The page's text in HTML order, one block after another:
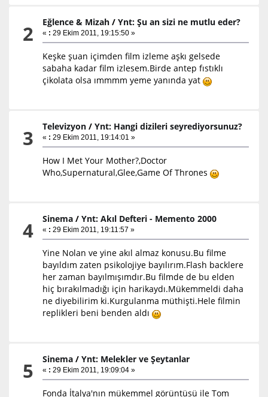
2 Eğlence & Mizah /Ynt: Şu an sizi ne mutlu eder?
« : 29 Ekim 2011, 19:15:50 »
Keşke şuan içimden film izleme aşkı gelsede
sabaha kadar film izlesem.Birde antep fıstıklı
çikolata olsa ımmmm yeme yanında yat
3 Televizyon /Ynt: Hangi dizileri seyrediyorsunuz?
« : 29 Ekim 2011, 19:14:01 »
How I Met Your Mother?,Doctor
Who,Supernatural,Glee,Game Of Thrones
4 Sinema /Ynt: Akıl Defteri - Memento 2000
« : 29 Ekim 2011, 19:11:57 »
Yine Nolan ve yine akıl almaz konusu.Bu filme
bayıldım zaten psikolojiye bayılırım.Flash backlere
her zaman bayılmışımdır.Bu filmde de bu elden
hiç bırakılmadığı için harikaydı.Mükemmeldi daha
ne diyebilirim ki.Kurgulanma müthişti.Hele filmin
replikleri beni benden aldı
5 Sinema /Ynt: Melekler ve Şeytanlar
« : 29 Ekim 2011, 19:09:04 »
Fonda İtalya'nın mükemmel görüntüsü ile Tom